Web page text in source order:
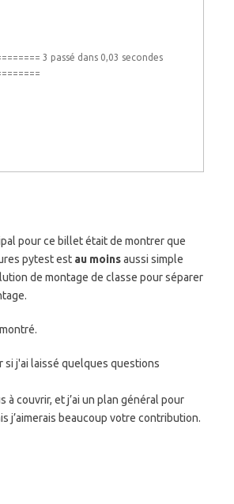
====== 3 passé dans 0,03 secondes
======
pour ce billet était de montrer que
pytest est au moinsaussi simple
de montage de classe pour séparer
si j'ai laissé quelques questions
à couvrir, et j’ai un plan général pour
j’aimerais beaucoup votre contribution.